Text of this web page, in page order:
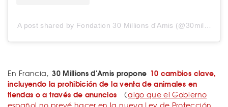
A post shared by Fondation 30 Millions d'Amis (@30millionsdamis)
En Francia, 30 Millions d'Amis propone 10 cambios clave,
incluyendo la prohibición de la venta de animales en
tiendas o a través de anuncios
(algo que el Gobierno